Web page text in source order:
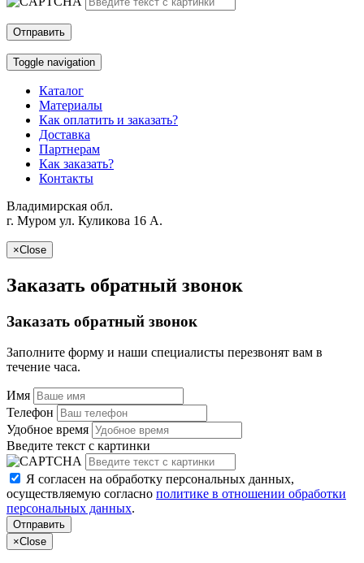
Toggle navigation
Каталог
Материалы
Как оплатить и заказать?
Доставка
Партнерам
Как заказать?
Контакты
Владимирская обл.
г. Муром ул. Куликова 16 A.
×Close
Заказать обратный звонок
Заказать обратный звонок
Заполните форму и наши специалисты перезвонят вам в
течение часа.
Имя
Телефон
Удобное время
Введите текст с картинки
Я согласен на обработку персональных данных,
осуществляемую согласно политике в отношении обработки
персональных данных.
Отправить
×Close